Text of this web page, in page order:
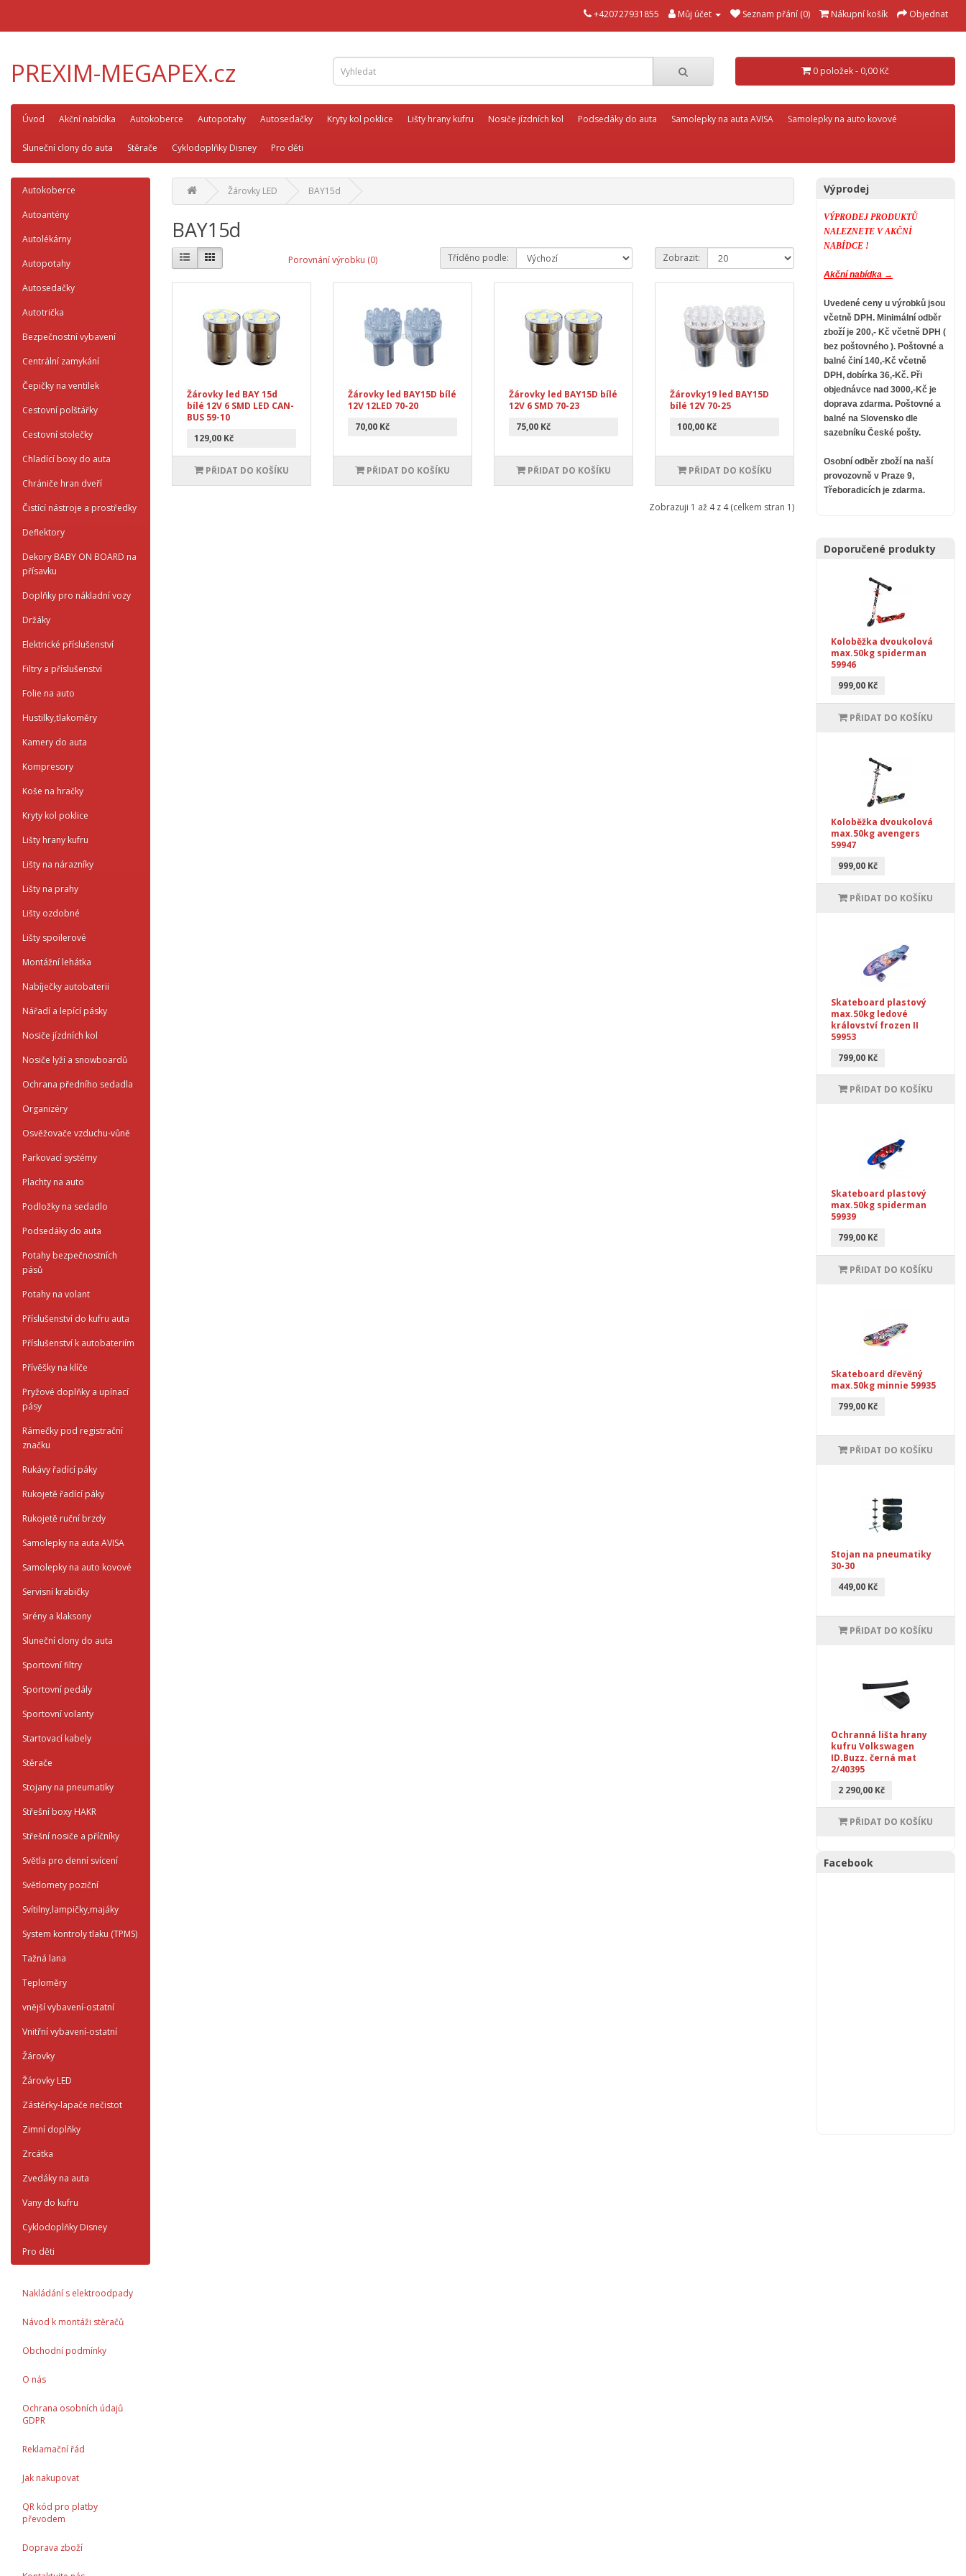
+420727931855 Můj účet Seznam přání (0) Nákupní košík Objednat
PREXIM-MEGAPEX.cz 0 položek - 0,00 Kč
Úvod Akční nabídka Autokoberce Autopotahy Autosedačky Kryty kol poklice Lišty hrany kufru Nosiče jízdních kol Podsedáky do auta Samolepky na auta AVISA Samolepky na auto kovové
Sluneční clony do auta Stěrače Cyklodoplňky Disney Pro děti
Autokoberce
Autoantény
Autolékárny
Autopotahy
Autosedačky
Autotrička
Bezpečnostní vybavení
Centrální zamykání
Čepičky na ventilek
Cestovní polštářky
Cestovní stolečky
Chladící boxy do auta
Chrániče hran dveří
Čistící nástroje a prostředky
Deflektory
Dekory BABY ON BOARD na
přísavku
Doplňky pro nákladní vozy
Držáky
Elektrické příslušenství
Filtry a příslušenství
Folie na auto
Hustilky,tlakoměry
Kamery do auta
Kompresory
Koše na hračky
Kryty kol poklice
Lišty hrany kufru
Lišty na nárazníky
Lišty na prahy
Lišty ozdobné
Lišty spoilerové
Montážní lehátka
Nabíječky autobaterii
Nářadí a lepící pásky
Nosiče jízdních kol
Nosiče lyží a snowboardů
Ochrana předního sedadla
Organizéry
Osvěžovače vzduchu-vůně
Parkovací systémy
Plachty na auto
Podložky na sedadlo
Podsedáky do auta
Potahy bezpečnostních
pásů
Potahy na volant
Příslušenství do kufru auta
Příslušenství k autobateriím
Přívěšky na klíče
Pryžové doplňky a upínací
pásy
Rámečky pod registrační
značku
Rukávy řadící páky
Rukojetě řadící páky
Rukojetě ruční brzdy
Samolepky na auta AVISA
Samolepky na auto kovové
Servisní krabičky
Sirény a klaksony
Sluneční clony do auta
Sportovní filtry
Sportovní pedály
Sportovní volanty
Startovací kabely
Stěrače
Stojany na pneumatiky
Střešní boxy HAKR
Střešní nosiče a příčníky
Světla pro denní svícení
Světlomety poziční
Svítilny,lampičky,majáky
System kontroly tlaku (TPMS)
Tažná lana
Teploměry
vnější vybavení-ostatní
Vnitřní vybavení-ostatní
Žárovky
Žárovky LED
Zástěrky-lapače nečistot
Zimní doplňky
Zrcátka
Zvedáky na auta
Vany do kufru
Cyklodoplňky Disney
Pro děti
Nakládání s elektroodpady
Návod k montáži stěračů
Obchodní podmínky
O nás
Ochrana osobních údajů
GDPR
Reklamační řád
Jak nakupovat
QR kód pro platby
převodem
Doprava zboží
Žárovky LED BAY15d
BAY15d
Porovnání výrobku (0) Tříděno podle: Zobrazit:
Žárovky led BAY 15d
bílé 12V 6 SMD LED CAN-
BUS 59-10
129,00 Kč
PŘIDAT DO KOŠÍKU
Žárovky led BAY15D bílé
12V 12LED 70-20
70,00 Kč
PŘIDAT DO KOŠÍKU
Žárovky led BAY15D bílé
12V 6 SMD 70-23
75,00 Kč
PŘIDAT DO KOŠÍKU
Žárovky19 led BAY15D
bílé 12V 70-25
100,00 Kč
PŘIDAT DO KOŠÍKU
Zobrazuji 1 až 4 z 4 (celkem stran 1)
Výprodej
VÝPRODEJ PRODUKTŮ
NALEZNETE V AKČNÍ
NABÍDCE !
Akční nabídka →
Uvedené ceny u výrobků jsou
včetně DPH. Minimální odběr
zboží je 200,- Kč včetně DPH (
bez poštovného ). Poštovné a
balné činí 140,-Kč včetně
DPH, dobírka 36,-Kč. Při
objednávce nad 3000,-Kč je
doprava zdarma. Poštovné a
balné na Slovensko dle
sazebníku České pošty.
Osobní odběr zboží na naší
provozovně v Praze 9,
Třeboradicích je zdarma.
Doporučené produkty
Koloběžka dvoukolová
max.50kg spiderman
59946
999,00 Kč
PŘIDAT DO KOŠÍKU
Koloběžka dvoukolová
max.50kg avengers
59947
999,00 Kč
PŘIDAT DO KOŠÍKU
Skateboard plastový
max.50kg ledové
království frozen II
59953
799,00 Kč
PŘIDAT DO KOŠÍKU
Skateboard plastový
max.50kg spiderman
59939
799,00 Kč
PŘIDAT DO KOŠÍKU
Skateboard dřevěný
max.50kg minnie 59935
799,00 Kč
PŘIDAT DO KOŠÍKU
Stojan na pneumatiky
30-30
449,00 Kč
PŘIDAT DO KOŠÍKU
Ochranná lišta hrany
kufru Volkswagen
ID.Buzz. černá mat
2/40395
2 290,00 Kč
PŘIDAT DO KOŠÍKU
Facebook